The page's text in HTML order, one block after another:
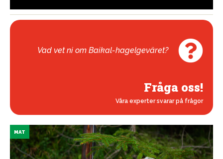
Vad vet ni om Baikal-hagelgeväret?
Fråga oss!
Våra experter svarar på frågor
MAT